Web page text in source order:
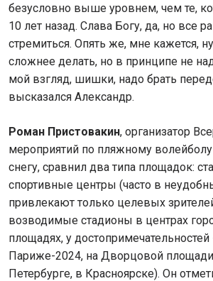
безусловно выше уровнем, чем те,
10 лет назад. Слава Богу, да, но все
стремиться. Опять же, мне кажется,
сложнее делать, но в принципе не
мой взгляд, шишки, надо брать
высказался Александр.
Роман Пристовакин, организатор
мероприятий по пляжному
снегу, сравнил два типа площадок:
спортивные центры (часто в
привлекают только целевых
возводимые стадионы в центрах
площадях, у достопримечательностей
Париже-2024, на Дворцовой
Петербурге, в Красноярске). Он